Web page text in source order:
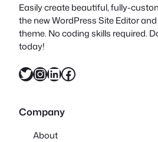
Easily create beautiful, fully-
the new WordPress Site Editor
theme. No coding skills required.
today!
X InstagramLinkedIn Facebook
Company
About